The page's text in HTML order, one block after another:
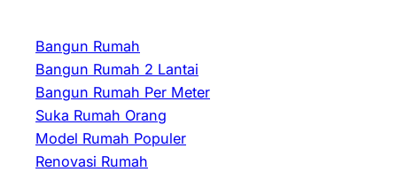
Bangun Rumah
Bangun Rumah 2 Lantai
Bangun Rumah Per Meter
Suka Rumah Orang
Model Rumah Populer
Renovasi Rumah